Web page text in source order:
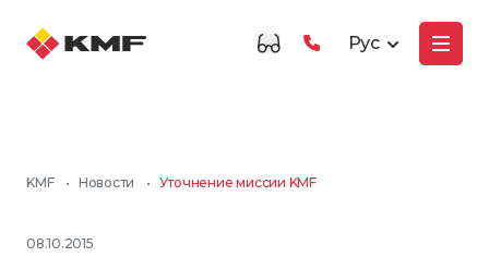
Рус
KMF • Новости • Уточнение миссии KMF
08.10.2015